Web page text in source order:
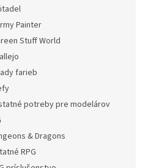
Painter
Stuff World
farieb
potreby pre modelárov
& Dragons
RPG